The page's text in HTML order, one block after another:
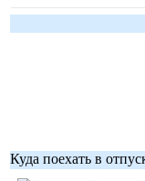
Куда поехать в